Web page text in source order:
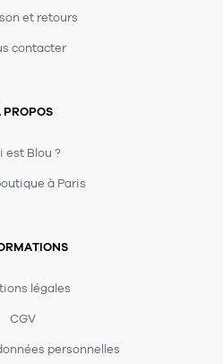
et retours
contacter
PROPOS
est Blou ?
à Paris
légales
CGV
personnelles